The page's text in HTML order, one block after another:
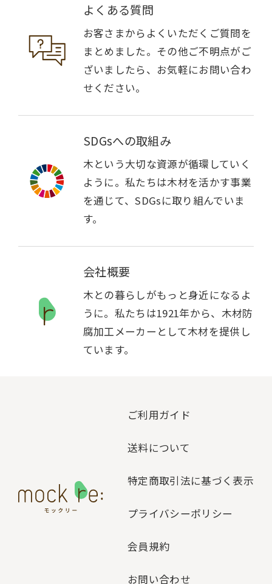
よくある質問
お客さまからよくいただくご質問を
まとめました。その他ご不明点がご
ざいましたら、お気軽にお問い合わ
せください。
SDGsへの取組み
木という大切な資源が循環していく
ように。私たちは木材を活かす事業
を通じて、SDGsに取り組んでいま
す。
会社概要
木との暮らしがもっと身近になるよ
うに。私たちは1921年から、木材防
腐加工メーカーとして木材を提供し
ています。
ご利用ガイド
送料について
特定商取引法に基づく表示
プライバシーポリシー
会員規約
お問い合わせ